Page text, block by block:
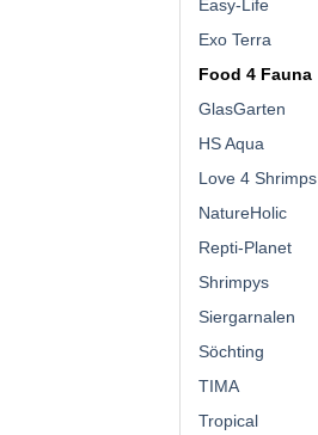
Easy-Life
Exo Terra
Food 4 Fauna
GlasGarten
HS Aqua
Love 4 Shrimps
NatureHolic
Repti-Planet
Shrimpys
Siergarnalen
Söchting
TIMA
Tropical